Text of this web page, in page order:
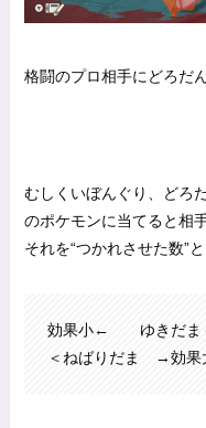
格闘のプロ相手にどろだ
むしくいぼんぐり、どろ
のポケモンに当てると相
それを“つかれさせた数”
効果小← ゆきだま＜
＜ねばりだま →効果